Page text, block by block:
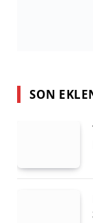
SON